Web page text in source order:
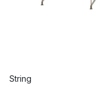
String